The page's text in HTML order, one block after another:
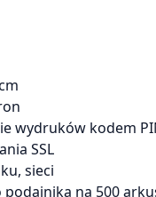
wydruków kodem
SSL
sieci
na 500